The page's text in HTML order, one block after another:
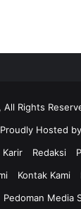
Rights
Proudly Hosted by
Karir Redaksi
Kontak Kami
Pedoman Media